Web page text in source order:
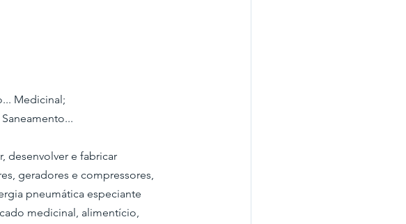
Medicinal;
desenvolver e fabricar
geradores e compressores,
pneumática especiante
medicinal, alimentício,